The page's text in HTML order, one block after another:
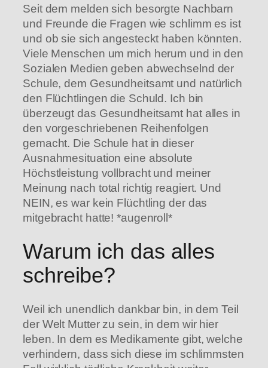
Seit dem melden sich besorgte Nachbarn
und Freunde die Fragen wie schlimm es ist
und ob sie sich angesteckt haben könnten.
Viele Menschen um mich herum und in den
Sozialen Medien geben abwechselnd der
Schule, dem Gesundheitsamt und natürlich
den Flüchtlingen die Schuld. Ich bin
überzeugt das Gesundheitsamt hat alles in
den vorgeschriebenen Reihenfolgen
gemacht. Die Schule hat in dieser
Ausnahmesituation eine absolute
Höchstleistung vollbracht und meiner
Meinung nach total richtig reagiert. Und
NEIN, es war kein Flüchtling der das
mitgebracht hatte! *augenroll*
Warum ich das alles
schreibe?
Weil ich unendlich dankbar bin, in dem Teil
der Welt Mutter zu sein, in dem wir hier
leben. In dem es Medikamente gibt, welche
verhindern, dass sich diese im schlimmsten